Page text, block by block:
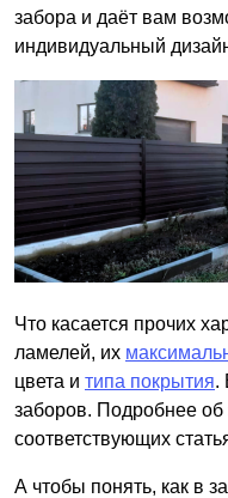
забора и даёт вам
индивидуальный
Что касается прочих
ламелей, их
цвета и типа покрытия.
заборов. Подробнее об
соответствующих
А чтобы понять, как в